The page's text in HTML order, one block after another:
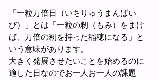
「一粒万倍日（いちりゅうまんばい
び）」とは「一粒の籾（もみ）をまけ
ば、万倍の籾を持った稲穂になる」と
いう意味があります。
大きく発展させたいことを始めるのに
適した日なのでお一人お一人の課題